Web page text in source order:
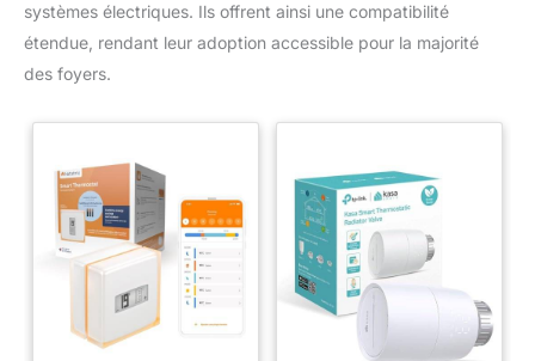
systèmes électriques. Ils offrent ainsi une compatibilité
étendue, rendant leur adoption accessible pour la majorité
des foyers.